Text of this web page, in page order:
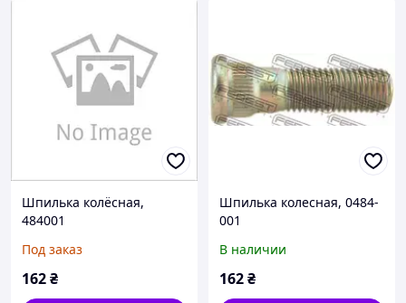
Шпилька колёсная,
484001
Под заказ
162₴
Шпилька колесная, 0484-
001
В наличии
162₴